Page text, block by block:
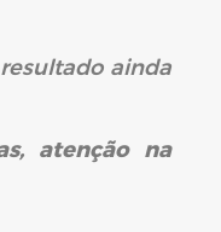
ainda
atenção na